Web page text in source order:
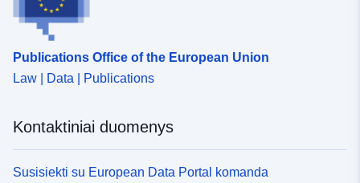
Publications Office of the European Union
Law | Data | Publications
Kontaktiniai duomenys
Susisiekti su European Data Portal komanda